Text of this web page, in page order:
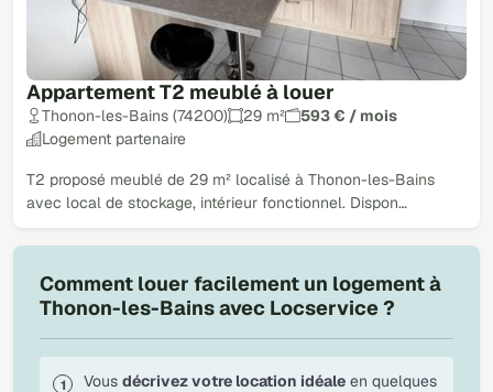
Appartement T2 meublé à louer
Thonon-les-Bains (74200) 29 m²
593 € / mois
Logement partenaire
T2 proposé meublé de 29 m² localisé à Thonon-les-Bains
avec local de stockage, intérieur fonctionnel. Dispon…
Comment louer facilement un logement à
Thonon-les-Bains avec Locservice ?
Vous décrivez votre location idéale en quelques